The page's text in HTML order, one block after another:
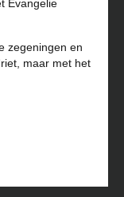
Evangelie
zegeningen en
maar met het